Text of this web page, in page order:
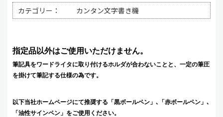
カテゴリー：
カンタン文字書き機
指定品以外はご使用いただけません。
筆記具をワードライタに取り付けるホルダが合わないことと、一定の筆圧
を掛けて筆記する仕様の為です。
以下当社ホームページにて推奨する「黒ボールペン」､「赤ボールペン」､
「油性サインペン」をご使用ください。